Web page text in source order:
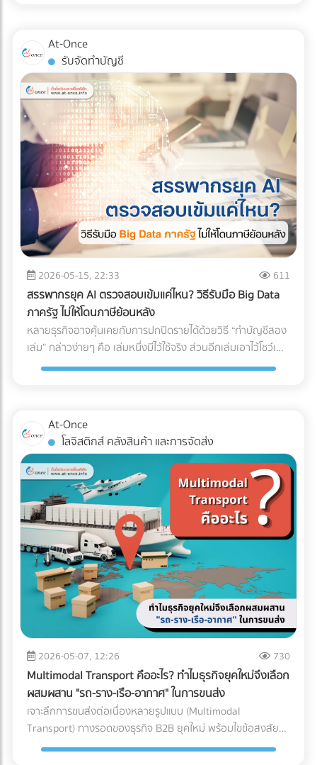
ส่วนอิเล็กทรอนิกส์ขนาดเล็ก, สินค้า E-Commerce, การย้าย
ออฟฟิศขนาดเล็ก, หรือการกระจายสินค้าเข้าสู่ตัวเมืองที่ซอย
แคบ 2. รถบรรทุก 6 ล้อ (ตู้ทึบ / คอก) รถระดับกลางที่เป็น "เดอะ
แบก" ของธุรกิจ SME รองรับน้ำหนักได้ประมาณ 5-7 ตัน ความ
ยาวกระบะมีตั้งแต่ 5-7 เมตร สามารถจัดเรียงสินค้าบนพาเลท
(Pallet) แล้วใช้โฟล์คลิฟต์ยกขึ้นได้อย่างเป็นระบบ ✅ สินค้าที่ตอบ
โจทย์: วัสดุก่อสร้างขนาดกลาง, เครื่องใช้ไฟฟ้าขนาดใหญ่, ยาง
รถยนต์, สินค้าเกษตรแปรรูป, หรือการขนย้ายเครื่องจักรโรงงาน
ขนาดกลาง 3. รถบรรทุก 10 ล้อ พี่ใหญ่แห่งวงการโลจิสติกส์ทาง
บก โครงสร้างแชสซี (Chassis) แข็งแกร่ง บรรทุกน้ำหนักได้สูงสุด
ถึง 15 ตัน (ตามกฎหมายกำหนด) วิ่งทำความเร็วทางไกลข้าม
จังหวัดได้ดีเยี่ยม ✅ สินค้าที่ตอบโจทย์: สินค้าเกษตรกรรมล็อต
ใหญ่ (ข้าวสาร, น้ำตาล), วัสดุก่อสร้างหนัก (เหล็กเส้น,
ปูนซีเมนต์), สินค้าอุตสาหกรรมหนัก, และเครื่องจักรขนาดใหญ่ 4.
รถบรรทุกควบคุมอุณหภูมิ (Cold Chain Truck) รถที่ออกแบบมา
พิเศษพร้อมเครื่องทำความเย็น สามารถปรับอุณหภูมิได้ตั้งแต่
โหมดแช่เย็น (Chilled) ไปจนถึงแช่แข็ง (Frozen) เพื่อรักษาความ
สดใหม่และคุณภาพของสินค้าตลอดเส้นทาง ✅ สินค้าที่ตอบ
โจทย์: อาหารทะเล, เนื้อสัตว์สด, ผักผลไม้ส่งออก, ยารักษาโรค,
วัคซีน, และเครื่องสำอางบางชนิดที่ไวต่อความร้อน 5. รถหัวลาก
พ่วงแบบเรียบ (Flatbed) ทนทานต่อการบรรทุกของที่หนักมาก
และยาวเป็นพิเศษ ✅ สินค้าที่ตอบโจทย์: สินค้านำเข้า-ส่งออกที่
บรรจุในตู้คอนเทนเนอร์ (ไปรับ/ส่งที่ท่าเรือหรือท่าอากาศยาน),
ท่อเหล็กขนาดใหญ่, โครงสร้างเหล็กสะพาน, หรือรถยนต์ 3 เช็
กลิสต์ฉบับย่อ: ถามตัวเองก่อนตัดสินใจจ้างรถขนส่งเหมาคัน
สินค้าคืออะไร มีน้ำหนักและปริมาตร (คิว) เท่าไหร่? (เพื่อเลือกรถที่
รับน้ำหนักได้พอดี ไม่เหลือพื้นที่ว่างให้เสียเงินฟรี) จุดขึ้น-ลง
สินค้า มีข้อจำกัดไหม? (เช่น ซอยแคบ รถ 6 ล้อเข้าไม่ได้ หรือมี
เครื่องโฟล์คลิฟต์สำหรับโหลดของหรือไม่) ต้องการบริการเสริม
อะไรบ้าง? (เช่น ต้องการพนักงานยกของด้วย หรือต้องการ
ประกันภัยสินค้ามูลค่าสูงครอบคลุมเพิ่มเติม) สรุป การเลือก
ประเภทรถขนส่งให้ตรงกับงาน ไม่เพียงแต่ช่วยปกป้องสินค้าให้ถึง
มือลูกค้าอย่างปลอดภัย แต่ยังเป็นกลยุทธ์สำคัญที่ช่วยให้ฝ่ายจัด
ซื้อคุมงบประมาณ Logistics ได้อย่างมีประสิทธิภาพ กำลัง
วางแผนขนส่งสินค้าล็อตใหญ่อยู่ใช่ไหม? ไม่ต้องเสียเวลาโทรเช็
กราคาหลายที่ให้วุ่นวาย! ค้นหาและเปรียบเทียบ บริษัทขนส่ง
สินค้า, ผู้ให้บริการขนส่งเหมาคัน, และบริษัท Logistics ชั้นนำ ที่มี
รถพร้อมให้บริการทุกประเภท ผ่านการคัดกรองความน่าเชื่อถือ
แล้ว ได้ที่นี่
ของคุณทุกเดือน บทความนี้จะพาเจาะลึกรูปแบบ Layout คลัง
สินค้า 3 สไตล์ที่ได้รับความนิยมมากที่สุดในระดับสากล เพื่อให้คุณ
ตัดสินใจได้ว่า... รูปแบบไหนที่จะช่วยรีดประสิทธิภาพการทำงาน
และเหมาะกับธุรกิจของคุณที่สุด! ทำไมการออกแบบ Layout คลัง
สินค้าถึงเป็นเรื่อง "ชี้เป็นชี้ตาย" ? ก่อนจะไปดูรูปแบบ เราต้อง
เข้าใจก่อนว่าเป้าหมายของการจัด Layout ที่ดีคือการสร้าง
Workflow ที่ลื่นไหลที่สุด ตั้งแต่ของมาส่ง (Receiving) ไปจนถึง
ของออกจากคลัง (Shipping) การออกแบบที่ดีจะช่วยคุณแก้
ปัญหาเหล่านี้: ลดคอขวด (Bottleneck): รถโฟล์คลิฟต์และ
พนักงานไม่ต้องรอคิว หรือวิ่งสวนทางกันในทางเดินแคบๆ เพิ่ม
ความรวดเร็วในการเบิกจ่าย (Picking Speed): สินค้าขายดีอยู่
ใกล้ สินค้าเคลื่อนไหวช้าอยู่ไกล ช่วยลดระยะเวลาการเดินหาของ
เพิ่มความปลอดภัย: ลดอุบัติเหตุระหว่างเครื่องจักรและมนุษย์
เจาะลึก 3 รูปแบบ Layout คลังสินค้ายอดฮิต การเลือกรูปแบบผัง
คลังสินค้า จะขึ้นอยู่กับรูปทรงของอาคาร ลักษณะสินค้า และ
กระแสการไหลของงาน (Flow) เป็นหลัก ดังนี้ครับ: 1. รูปแบบตัว
U (U-Shaped Layout) นี่คือรูปแบบที่ได้รับความนิยม "สูงที่สุด"
ในวงการโลจิสติกส์ จุดเด่นคือจุดรับสินค้าเข้า (Receiving) และจุด
จ่ายสินค้าออก (Shipping) จะอยู่ฝั่งเดียวกันของอาคาร โดย
กระแสการทำงานจะไหลเป็นรูปตัว U ตั้งแต่การรับของ เก็บเข้าชั้น
สามารถโยกย้ายไปช่วยงานทั้งฝั่งรับและฝั่งจ่ายได้ง่าย (Cross-
docking ทำได้สะดวก) ข้อควรระวัง: อาจเกิดความแออัดบริเวณ
ประตูเข้า-ออก หากมีการรับและส่งสินค้าพร้อมกันในปริมาณ
มากๆ เหมาะกับใคร?: ธุรกิจ SME, ธุรกิจที่มีพื้นที่อาคารจำกัด,
คลังสินค้าที่เน้นการกระจายสินค้าทั่วไป (FMCG) 2. รูปแบบตัว I
(I-Shaped / Through Layout) รูปแบบนี้คือการเดินทางเป็น
"เส้นตรง" จุดรับสินค้าจะอยู่หัวอาคาร และจุดจ่ายสินค้าจะอยู่ท้าย
อาคารฝั่งตรงข้ามกัน สินค้าจะไหลไปในทิศทางเดียวแบบไม่มีการ
ย้อนกลับ ข้อดี: ลดความสับสนและการวิ่งสวนทางกันได้อย่าง
เด็ดขาด กระบวนการทำงานไหลลื่นมาก (Straight-line flow) ลด
อุบัติเหตุบริเวณคอขวด ข้อควรระวัง: ต้องใช้อาคารที่มีความยาว
มาก และต้องใช้พื้นที่ภายนอก (ลานจอดรถ) ทั้ง 2 ฝั่งของอาคาร
ทำให้สิ้นเปลืองพื้นที่โดยรอบ เหมาะกับใคร?: โรงงานอุตสาหกรรม
ขนาดใหญ่, ธุรกิจที่มีปริมาณการเข้า-ออกของสินค้ามหาศาล
(High-volume), หรือสินค้าที่มีน้ำหนักมาก/ชิ้นใหญ่ที่เคลื่อนย้าย
ยาก 3. รูปแบบตัว L (L-Shaped Layout) ผังคลังสินค้าแบบตัว
L จะคล้ายกับตัว I แต่จุดรับสินค้าและจุดจ่ายสินค้าจะตั้งฉากกันที่
มุม 90 องศา (อยู่คนละด้านของผนังอาคาร) มักเกิดขึ้นจากข้อ
จำกัดของรูปทรงอาคาร หรือพื้นที่ที่ดิน ข้อดี: แยกพื้นที่รับและส่ง
สินค้าออกจากกันอย่างชัดเจน ลดความแออัดบริเวณประตูได้ดี
At-Once
รับจัดทำบัญชี
2026-05-15, 22:33 611
สรรพากรยุค AI ตรวจสอบเข้มแค่ไหน? วิธีรับมือ Big Data
ภาครัฐ ไม่ให้โดนภาษีย้อนหลัง
หลายธุรกิจอาจคุ้นเคยกับการปกปิดรายได้ด้วยวิธี “ทำบัญชีสอง
เล่ม” กล่าวง่ายๆ คือ เล่มหนึ่งมีไว้ใช้จริง ส่วนอีกเล่มเอาไว้โชว์เพื่อ
เลี่ยงการเสียภาษี แต่ปัจจุบันวิธีนี้ทำได้ยากขึ้นมากในยุคที่กรม
อีกต่อไป เพราะระบบไม่ได้ดูแค่สิ่งที่คุณยื่น แต่ดู "สิ่งที่คนอื่นยื่น
เกี่ยวกับคุณด้วย" คำถามสำคัญคือ... ธุรกิจของคุณพร้อมรับมือ
กับการถูกตรวจสอบหรือยัง? ในวันที่ข้อมูลทางการเงินทุกเส้น
ทางเชื่อมโยงถึงกัน 3 วิธีเตรียมพร้อมรับมือ ให้ธุรกิจปลอดภัย
จาก "ภาษีย้อนหลัง" นี่คือ 3 ตัววิธีปรับตัวสำคัญ ที่เจ้าของธุรกิจ
ต้องเริ่มทำตั้งแต่วันนี้ เพื่อสร้างภูมิคุ้มกันให้บริษัทปลอดภัยจาก
ฝันร้ายเรื่องภาษีย้อนหลัง: 1. บังคับใช้ "บัญชีเล่มเดียว" (Single
Account) อย่างเคร่งครัด หมดยุคของการทำ "บัญชีเล่มหนึ่งยื่น
สรรพากร บัญชีเล่มสองเก็บไว้ดูเอง" แล้ว เพราะข้อมูลเงินสดที่
เข้าบัญชีธนาคาร ข้อมูลค่าน้ำค่าไฟ หรือข้อมูลการนำเข้าสินค้า
ถูกเชื่อมโยงถึงกันหมด การจงใจทำรายได้ให้ต่ำกว่าความเป็นจริง
จะทำให้ตัวเลขในงบการเงินขัดแย้งกันเองจนกลายเป็นเป้าหมาย
หลักของ AI ทันที วิธีแก้: ลงบันทึกรายได้และค่าใช้จ่ายทุกรายการ
ตามความเป็นจริง นอกจากจะปลอดภัยจากสรรพากรแล้ว งบ
การเงินที่สะท้อนกำไรที่แท้จริง ยังช่วยให้ธุรกิจกู้ขอสินเชื่อกับ
ธนาคาร หรือดึงดูดนักลงทุนได้ง่ายขึ้นด้วย 2. ปรับตัวเข้าสู่ระบบ
Digital Tax แบบเต็มรูปแบบ ความผิดพลาดเล็กๆ น้อยๆ จาก
การทำงานของคน (Human Error) เช่น พิมพ์ตัวเลขใบกำกับ
ภาษีผิด หรือหัก ณ ที่จ่ายไม่ครบ ถือเป็นหนึ่งในสาเหตุหลักที่ทำให้
โดนเรียกตรวจสอบ วิธีแก้: เปลี่ยนจากการใช้กระดาษ มาใช้ระบบ
At-Once
โลจิสติกส์ คลังสินค้า และการจัดส่ง
2026-05-07, 12:26 730
Multimodal Transport คืออะไร? ทำไมธุรกิจยุคใหม่จึงเลือก
ผสมผสาน "รถ-ราง-เรือ-อากาศ" ในการขนส่ง
เจาะลึกการขนส่งต่อเนื่องหลายรูปแบบ (Multimodal
Transport) ทางรอดของธุรกิจ B2B ยุคใหม่ พร้อมไขข้อสงสัยว่า
ใครคือ "เจ้าภาพ" ตัวจริงที่ช่วยคุมต้นทุนและเวลา ค้นหาพาร์ท